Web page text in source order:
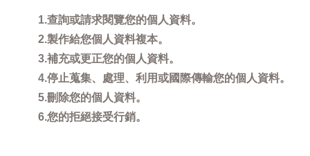
1.查詢或請求閱覽您的個人資料。
2.製作給您個人資料複本。
3.補充或更正您的個人資料。
4.停止蒐集、處理、利用或國際傳輸您的個人資料。
5.刪除您的個人資料。
6.您的拒絕接受行銷。